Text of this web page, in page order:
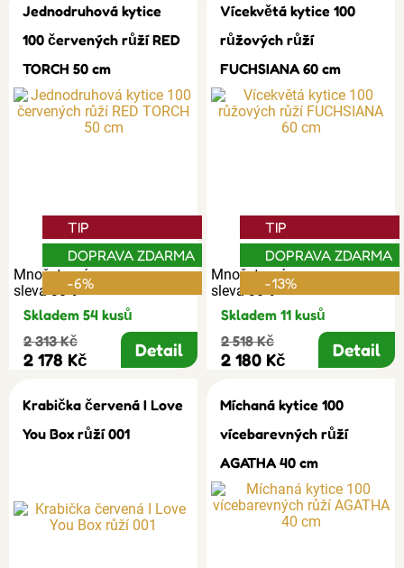
Jednodruhová kytice
100 červených růží RED
TORCH 50 cm
Množstevní
sleva 30%
TIP
DOPRAVA ZDARMA
-6%
Skladem 54 kusů
2 313 Kč
2 178 Kč Detail
Vícekvětá kytice 100
růžových růží
FUCHSIANA 60 cm
Množstevní
sleva 30%
TIP
DOPRAVA ZDARMA
-13%
Skladem 11 kusů
2 518 Kč
2 180 Kč Detail
Krabička červená I Love
You Box růží 001
Míchaná kytice 100
vícebarevných růží
AGATHA 40 cm